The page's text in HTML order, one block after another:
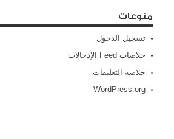
منوعات
تسجيل الدخول
خلاصات Feed الإدخالات
خلاصة التعليقات
WordPress.org